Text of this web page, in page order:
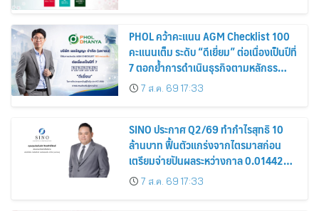
PHOL คว้าคะแนน AGM Checklist 100
คะแนนเต็ม ระดับ “ดีเยี่ยม” ต่อเนื่องเป็นปีที่
7 ตอกย้ำการดำเนินธุรกิจตามหลักธร
รมาภิบาล โปร่งใส สร้างความเชื่อมั่นผู้ถือ
หุ้น
7 ส.ค. 69 17:33
SINO ประกาศ Q2/69 ทำกำไรสุทธิ 10
ล้านบาท ฟื้นตัวแกร่งจากไตรมาสก่อน
เตรียมจ่ายปันผลระหว่างกาล 0.014423
บาทต่อหุ้น ครึ่งปีหลังมุ่งเติบโตต่อเนื่อง
7 ส.ค. 69 17:33